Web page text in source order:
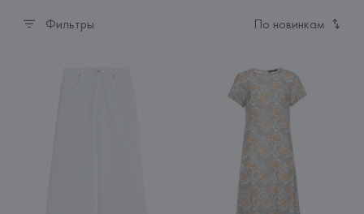
Фильтры По новинкам